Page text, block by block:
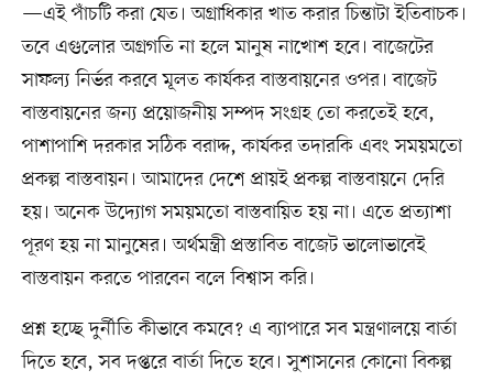
—এই পাঁচটি করা যেত। অগ্রাধিকার খাত করার চিন্তাটা ইতিবাচক।
তবে এগুলোর অগ্রগতি না হলে মানুষ নাখোশ হবে। বাজেটের
সাফল্য নির্ভর করবে মূলত কার্যকর বাস্তবায়নের ওপর। বাজেট
বাস্তবায়নের জন্য প্রয়োজনীয় সম্পদ সংগ্রহ তো করতেই হবে,
পাশাপাশি দরকার সঠিক বরাদ্দ, কার্যকর তদারকি এবং সময়মতো
প্রকল্প বাস্তবায়ন। আমাদের দেশে প্রায়ই প্রকল্প বাস্তবায়নে দেরি
হয়। অনেক উদ্যোগ সময়মতো বাস্তবায়িত হয় না। এতে প্রত্যাশা
পূরণ হয় না মানুষের। অর্থমন্ত্রী প্রস্তাবিত বাজেট ভালোভাবেই
বাস্তবায়ন করতে পারবেন বলে বিশ্বাস করি।
প্রশ্ন হচ্ছে দুর্নীতি কীভাবে কমবে? এ ব্যাপারে সব মন্ত্রণালয়ে বার্তা
দিতে হবে, সব দপ্তরে বার্তা দিতে হবে। সুশাসনের কোনো বিকল্প